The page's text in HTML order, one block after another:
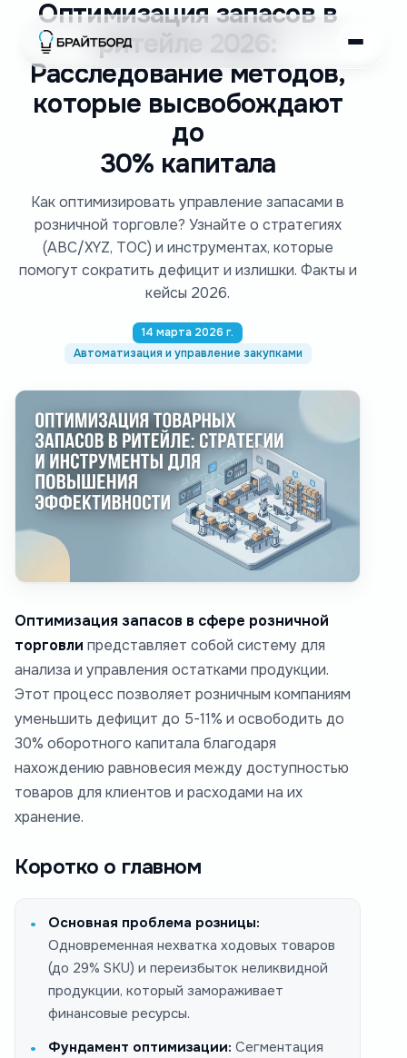
Оптимизация запасов в
ритейле 2026:
Расследование методов,
которые высвобождают
до
30% капитала
Как оптимизировать управление запасами в
розничной торговле? Узнайте о стратегиях
(ABC/XYZ, ТОС) и инструментах, которые
помогут сократить дефицит и излишки. Факты и
кейсы 2026.
14 марта 2026 г.
Автоматизация и управление закупками
Оптимизация запасов в сфере розничной
торговли представляет собой систему для
анализа и управления остатками продукции.
Этот процесс позволяет розничным компаниям
уменьшить дефицит до 5-11% и освободить до
30% оборотного капитала благодаря
нахождению равновесия между доступностью
товаров для клиентов и расходами на их
хранение.
Коротко о главном
Основная проблема розницы:
Одновременная нехватка ходовых товаров
(до 29% SKU) и переизбыток неликвидной
продукции, который замораживает
финансовые ресурсы.
Фундамент оптимизации: Сегментация